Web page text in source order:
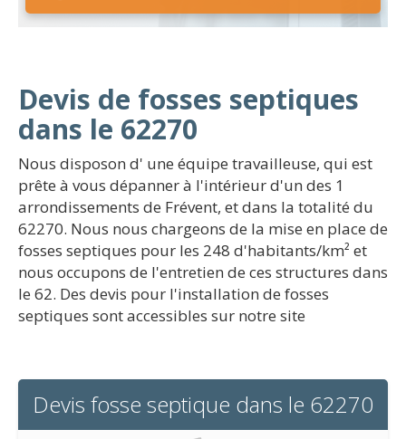
Devis de fosses septiques
dans le 62270
Nous disposon d' une équipe travailleuse, qui est
prête à vous dépanner à l'intérieur d'un des 1
arrondissements de Frévent, et dans la totalité du
62270. Nous nous chargeons de la mise en place de
fosses septiques pour les 248 d'habitants/km² et
nous occupons de l'entretien de ces structures dans
le 62. Des devis pour l'installation de fosses
septiques sont accessibles sur notre site
Devis fosse septique dans le 62270